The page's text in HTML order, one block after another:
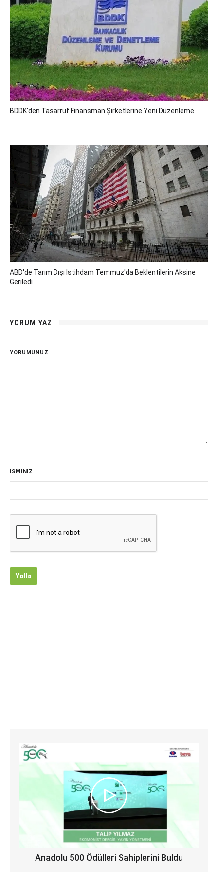
BDDK'den Tasarruf Finansman Şirketlerine Yeni Düzenleme
ABD'de Tarım Dışı Istihdam Temmuz'da Beklentilerin Aksine
Geriledi
YORUM YAZ
YORUMUNUZ
İSMİNİZ
Yolla
Anadolu 500 Ödülleri Sahiplerini Buldu